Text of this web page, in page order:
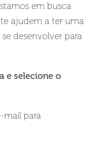
em busca
ajudem a ter uma
desenvolver para
e selecione o
mail para